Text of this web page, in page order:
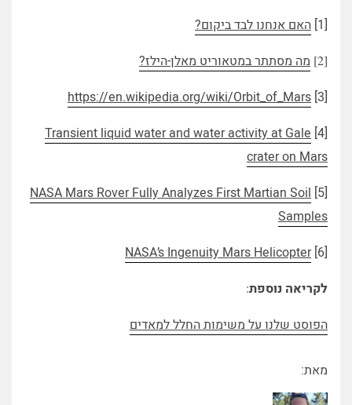
[1] האם אנחנו לבד ביקום?
[2]
מה מסתתר במטאוריט מאלן-הילז?
[3]
https://en.wikipedia.org/wiki/Orbit_of_Mars
[4]
Transient liquid water and water activity at Gale
crater on Mars
[5]
NASA Mars Rover Fully Analyzes First Martian Soil
Samples
[6]
NASA’s Ingenuity Mars Helicopter
לקריאה נוספת:
הפוסט שלנו על משימות החלל למאדים
מאת: